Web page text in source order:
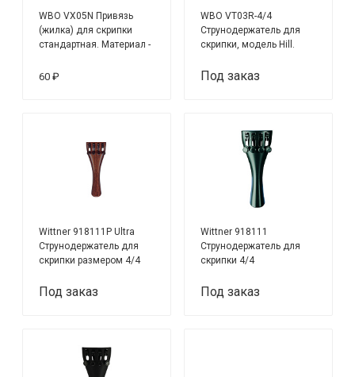
WBO VX05N Привязь
(жилка) для скрипки
стандартная. Материал -
60 ₽
WBO VT03R-4/4
Струнодержатель для
скрипки, модель Hill.
Под заказ
Wittner 918111P Ultra
Струнодержатель для
скрипки размером 4/4
Под заказ
Wittner 918111
Струнодержатель для
скрипки 4/4
Под заказ